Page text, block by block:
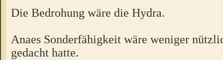
Die Bedrohung wäre die Hydra.
Anaes Sonderfähigkeit wäre weniger
gedacht hatte.